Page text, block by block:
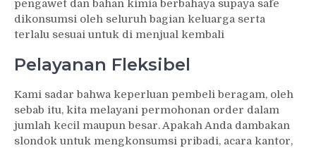
pengawet dan bahan kimia berbahaya supaya safe
dikonsumsi oleh seluruh bagian keluarga serta
terlalu sesuai untuk di menjual kembali
Pelayanan Fleksibel
Kami sadar bahwa keperluan pembeli beragam, oleh
sebab itu, kita melayani permohonan order dalam
jumlah kecil maupun besar. Apakah Anda dambakan
slondok untuk mengkonsumsi pribadi, acara kantor,